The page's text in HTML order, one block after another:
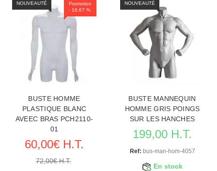
Promotion
- 16,67 %
NOUVEAUTÉ
BUSTE HOMME
PLASTIQUE BLANC
AVEEC BRAS PCH2110-
01
60,00€ H.T.
72,00€ H.T.
NOUVEAUTÉ
BUSTE MANNEQUIN
HOMME GRIS POINGS
SUR LES HANCHES
199,00 H.T.
Ref: bus-man-hom-4057
En stock